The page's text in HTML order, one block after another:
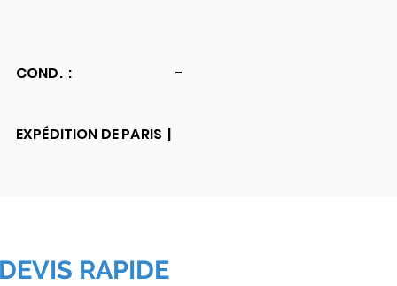
COND. : -
EXPÉDITION DE PARIS |
RAPIDE